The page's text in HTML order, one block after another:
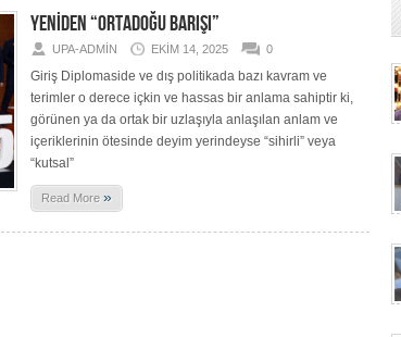
YENİDEN “ORTADOĞU BARIŞI”
UPA-ADMIN EKIM 14, 2025 0
Giriş Diplomaside ve dış politikada bazı kavram ve
terimler o derece içkin ve hassas bir anlama sahiptir ki,
görünen ya da ortak bir uzlaşıyla anlaşılan anlam ve
içeriklerinin ötesinde deyim yerindeyse “sihirli” veya
“kutsal”
Read More »